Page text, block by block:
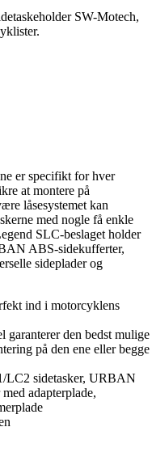
SW-Motech,
er specifikt for hver
at montere på
låsesystemet kan
med nogle få enkle
SLC-beslaget holder
ABS-sidekufferter,
sideplader og
ind i motorcyklens
garanterer den bedst mulige
på den ene eller begge
LC2 sidetasker, URBAN
adapterplade,